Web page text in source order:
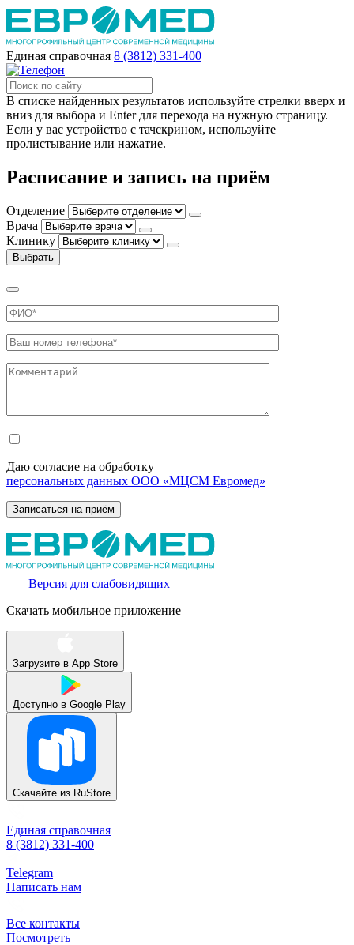
Единая справочная 8 (3812) 331-400
В списке найденных результатов используйте стрелки вверх и
вниз для выбора и Enter для перехода на нужную страницу.
Если у вас устройство с тачскрином, используйте
пролистывание или нажатие.
Расписание и запись на приём
Отделение
Врача
Клинику
Выбрать
Даю согласие на обработку
персональных данных ООО «МЦСМ Евромед»
Версия для слабовидящих
Скачать мобильное приложение
Загрузите в App Store
Доступно в Google Play
Скачайте из RuStore
Единая справочная
8 (3812) 331-400
Telegram
Написать нам
Все контакты
Посмотреть